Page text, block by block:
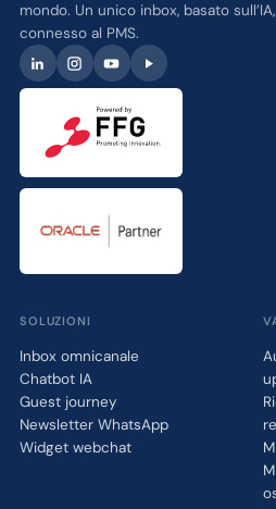
mondo. Un unico inbox, basato sull’IA,
connesso al PMS.
SOLUZIONI
Inbox omnicanale
Chatbot IA
Guest journey
Newsletter WhatsApp
Widget webchat